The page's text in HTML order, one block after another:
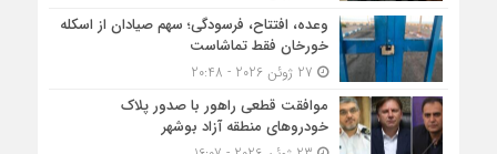
وعده، افتتاح، فرسودگی؛ سهم صیادان از اسکله
خورخان فقط تماشاست
موافقت قطعی راهور با صدور پلاک
خودروهای منطقه آزاد بوشهر